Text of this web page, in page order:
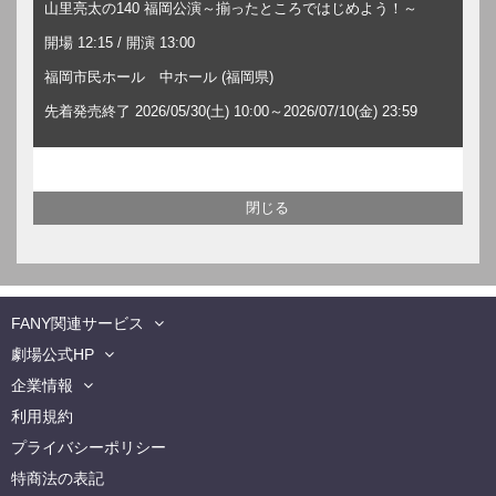
山里亮太の140 福岡公演～揃ったところではじめよう！～
開場 12:15 / 開演 13:00
福岡市民ホール 中ホール (福岡県)
先着発売終了 2026/05/30(土) 10:00～2026/07/10(金) 23:59
FANY関連サービス
劇場公式HP
企業情報
利用規約
プライバシーポリシー
特商法の表記